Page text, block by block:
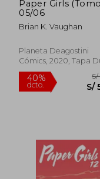
31%
Paper Girls
05/06
Brian K. Vaughan
Planeta Deagostini
Cómics, 2020, Tapa
Nuevo